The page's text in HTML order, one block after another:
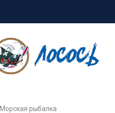
Морская рыбалка